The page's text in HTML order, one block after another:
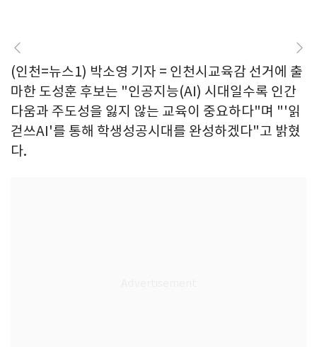
(인천=뉴스1) 박소영 기자 = 인천시교육감 선거에 출
마한 도성훈 후보는 "인공지능(AI) 시대일수록 인간
다움과 주도성을 잃지 않는 교육이 중요하다"며 "'읽
걷쓰AI'를 통해 학생성공시대를 완성하겠다"고 밝혔
다.